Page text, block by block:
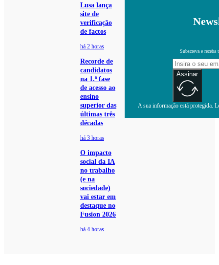
Lusa lança
site de
verificação
de factos
há 2 horas
Recorde de
candidatos
na 1.ª fase
de acesso ao
ensino
superior das
últimas três
décadas
há 3 horas
O impacto
social da IA
no trabalho
(e na
sociedade)
vai estar em
destaque no
Fusion 2026
há 4 horas
Subscreva e receba
Assinar
A sua informação está protegida.